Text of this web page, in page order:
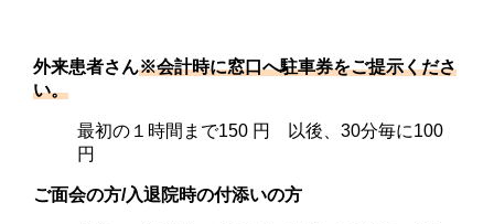
外来患者さん※会計時に窓口へ駐車券をご提示くださ
い。
最初の１時間まで150 円 以後、30分毎に100
円
ご面会の方/入退院時の付添いの方